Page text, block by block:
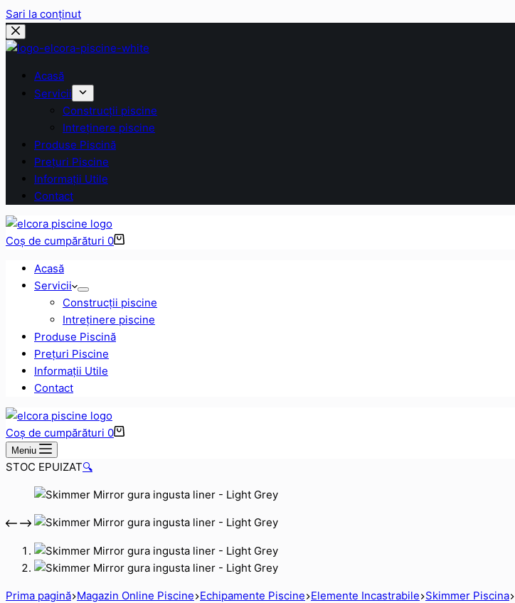
Sari la conținut
Acasă
Servicii
Construcții piscine
Intreținere piscine
Produse Piscină
Prețuri Piscine
Informații Utile
Contact
Coș de cumpărături 0
Acasă
Servicii
Construcții piscine
Intreținere piscine
Produse Piscină
Prețuri Piscine
Informații Utile
Contact
Coș de cumpărături 0
Meniu
STOC EPUIZAT🔍
Prima pagină Magazin Online Piscine Echipamente Piscine Elemente Incastrabile Skimmer Piscina